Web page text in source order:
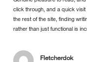
click through, and a quick visit
the rest of the site, finding
rather than just functional is
Fletcherdok